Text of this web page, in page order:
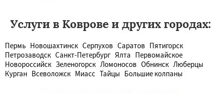
Услуги в Коврове и других городах:
Пермь Новошахтинск Серпухов Саратов Пятигорск
Петрозаводск Санкт-Петербург Ялта Первомайское
Новороссийск Зеленогорск Ломоносов Обнинск Люберцы
Курган Всеволожск Миасс Тайцы Большие колпаны